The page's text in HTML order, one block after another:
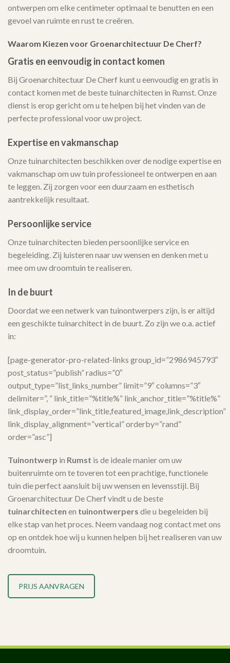
ontwerpen om elke centimeter optimaal te benutten en een
gevoel van ruimte en rust te creëren.
Waarom Kiezen voor Groenarchitectuur De Cherf?
Gratis en eenvoudig in contact komen
Bij Groenarchitectuur De Cherf kunt u eenvoudig en gratis in
contact komen met de beste tuinarchitecten in Rumst. Onze
dienst is erop gericht om u te helpen bij het vinden van de
perfecte professional voor uw project.
Expertise en vakmanschap
Onze tuinarchitecten beschikken over de nodige expertise en
vakmanschap om uw tuin professioneel te ontwerpen en aan
te leggen. Zij zorgen voor een duurzaam en esthetisch
aantrekkelijk resultaat.
Persoonlijke service
Onze tuinarchitecten bieden persoonlijke service en
begeleiding. Zij luisteren naar uw wensen en denken met u
mee om uw droomtuin te realiseren.
In de buurt
Doordat we een netwerk van tuinontwerpers zijn, is er altijd
een geschikte tuinarchitect in de buurt. Zo zijn we o.a. actief
in:
[page-generator-pro-related-links group_id=”2986945793″
post_status=”publish” radius=”0″
output_type=”list_links_number” limit=”9″ columns=”3″
delimiter=”, ” link_title=”%title%” link_anchor_title=”%title%”
link_display_order=”link_title,featured_image,link_description”
link_display_alignment=”vertical” orderby=”rand”
order=”asc”]
Tuinontwerp in Rumst is de ideale manier om uw
buitenruimte om te toveren tot een prachtige, functionele
tuin die perfect aansluit bij uw wensen en levensstijl. Bij
Groenarchitectuur De Cherf vindt u de beste
tuinarchitecten en tuinontwerpers die u begeleiden bij
elke stap van het proces. Neem vandaag nog contact met ons
op en ontdek hoe wij u kunnen helpen bij het realiseren van uw
droomtuin.
PRIJS AANVRAGEN